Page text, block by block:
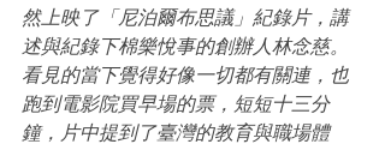
然上映了「尼泊爾布思議」紀錄片，講
述與紀錄下棉樂悅事的創辦人林念慈。
看見的當下覺得好像一切都有關連，也
跑到電影院買早場的票，短短十三分
鐘，片中提到了臺灣的教育與職場體